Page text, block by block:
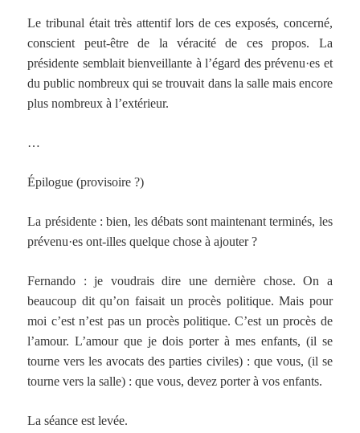
Le tribunal était très attentif lors de ces exposés, concerné,
conscient peut-être de la véracité de ces propos. La
présidente semblait bienveillante à l’égard des prévenu·es et
du public nombreux qui se trouvait dans la salle mais encore
plus nombreux à l’extérieur.
…
Épilogue (provisoire ?)
La présidente : bien, les débats sont maintenant terminés, les
prévenu·es ont-illes quelque chose à ajouter ?
Fernando : je voudrais dire une dernière chose. On a
beaucoup dit qu’on faisait un procès politique. Mais pour
moi c’est n’est pas un procès politique. C’est un procès de
l’amour. L’amour que je dois porter à mes enfants, (il se
tourne vers les avocats des parties civiles) : que vous, (il se
tourne vers la salle) : que vous, devez porter à vos enfants.
La séance est levée.